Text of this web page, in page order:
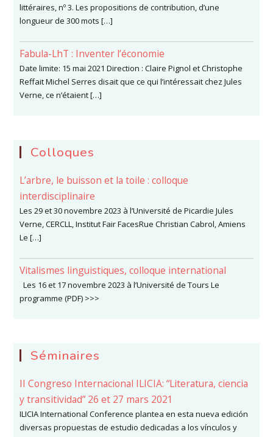
littéraires, nº 3. Les propositions de contribution, d’une
longueur de 300 mots […]
Fabula-LhT : Inventer l’économie
Date limite: 15 mai 2021 Direction : Claire Pignol et Christophe
Reffait Michel Serres disait que ce qui l’intéressait chez Jules
Verne, ce n’étaient […]
Colloques
L’arbre, le buisson et la toile : colloque
interdisciplinaire
Les 29 et 30 novembre 2023 à l’Université de Picardie Jules
Verne, CERCLL, Institut Fair FacesRue Christian Cabrol, Amiens
Le […]
Vitalismes linguistiques, colloque international
Les 16 et 17 novembre 2023 à l’Université de Tours Le
programme (PDF) >>>
Séminaires
II Congreso Internacional ILICIA: “Literatura, ciencia
y transitividad” 26 et 27 mars 2021
ILICIA International Conference plantea en esta nueva edición
diversas propuestas de estudio dedicadas a los vínculos y